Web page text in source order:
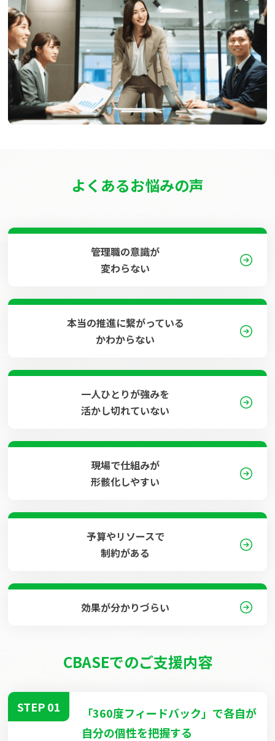
よくあるお悩みの声
管理職の意識が
変わらない
本当の推進に繋がっている
かわからない
一人ひとりが強みを
活かし切れていない
現場で仕組みが
形骸化しやすい
予算やリソースで
制約がある
効果が分かりづらい
CBASEでのご支援内容
STEP 01
「360度フィードバック」で各自が
自分の個性を把握する